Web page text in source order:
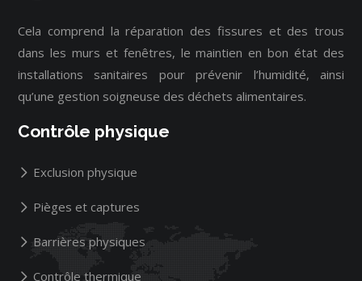
Cela comprend la réparation des fissures et des trous
dans les murs et fenêtres, le maintien en bon état des
installations sanitaires pour prévenir l’humidité, ainsi
qu’une gestion soigneuse des déchets alimentaires.
Contrôle physique
Exclusion physique
Pièges et captures
Barrières physiques
Contrôle thermique